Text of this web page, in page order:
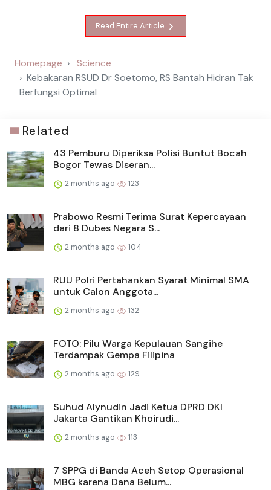
Read Entire Article
Homepage
Science
Kebakaran RSUD Dr Soetomo, RS Bantah Hidran Tak
Berfungsi Optimal
Related
43 Pemburu Diperiksa Polisi Buntut Bocah
Bogor Tewas Diseran...
2 months ago 123
Prabowo Resmi Terima Surat Kepercayaan
dari 8 Dubes Negara S...
2 months ago 104
RUU Polri Pertahankan Syarat Minimal SMA
untuk Calon Anggota...
2 months ago 132
FOTO: Pilu Warga Kepulauan Sangihe
Terdampak Gempa Filipina
2 months ago 129
Suhud Alynudin Jadi Ketua DPRD DKI
Jakarta Gantikan Khoirudi...
2 months ago 113
7 SPPG di Banda Aceh Setop Operasional
MBG karena Dana Belum...